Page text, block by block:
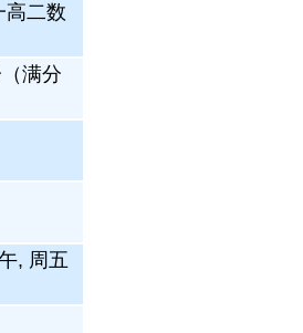
高二数
满分
, 周五